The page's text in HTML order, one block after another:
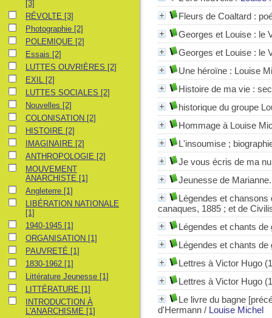
Fleurs de Coaltard :
Georges et Louise : le
Georges et Louise : le
Une héroïne : Louise
Histoire de ma vie :
historique du groupe
Hommage à Louise
L'insoumise ;
Je vous écris de ma
Jeunesse de
Légendes et
canaques, 1885 ; et de
Légendes et chants
Légendes et chants
Lettres à Victor Hugo
Lettres à Victor Hugo
Le livre du bagne
d'Hermann / Louise Michel
[3]
RÉVOLTERÉVOLTE [3]
Photographie
Photographie [2]
POLEMIQUE
POLEMIQUE [2]
EssaisEssais [2]
LUTTES OUVRIÈRES
LUTTES OUVRIÈRES [2]
EXIL EXIL [2]
LUTTES SOCIALES
LUTTES SOCIALES [2]
NouvellesNouvelles [2]
COLONISATION
COLONISATION [2]
HISTOIRE
HISTOIRE [2]
IMAGINAIRE
IMAGINAIRE [2]
ANTHROPOLOGIE
ANTHROPOLOGIE [2]
MOUVEMENT ANARCHISTE
MOUVEMENT
ANARCHISTE [1]
AngleterreAngleterre [1]
LIBÉRATION NATIONALE
LIBÉRATION NATIONALE
[1]
1940-19451940-1945 [1]
ORGANISATION
ORGANISATION [1]
PAUVRETÉ
PAUVRETÉ [1]
1830-19621830-1962 [1]
Littérature Jeunesse
Littérature Jeunesse [1]
LITTÉRATURE
LITTÉRATURE [1]
INTRODUCTION À L'ANARCHISME
INTRODUCTION À
L'ANARCHISME [1]